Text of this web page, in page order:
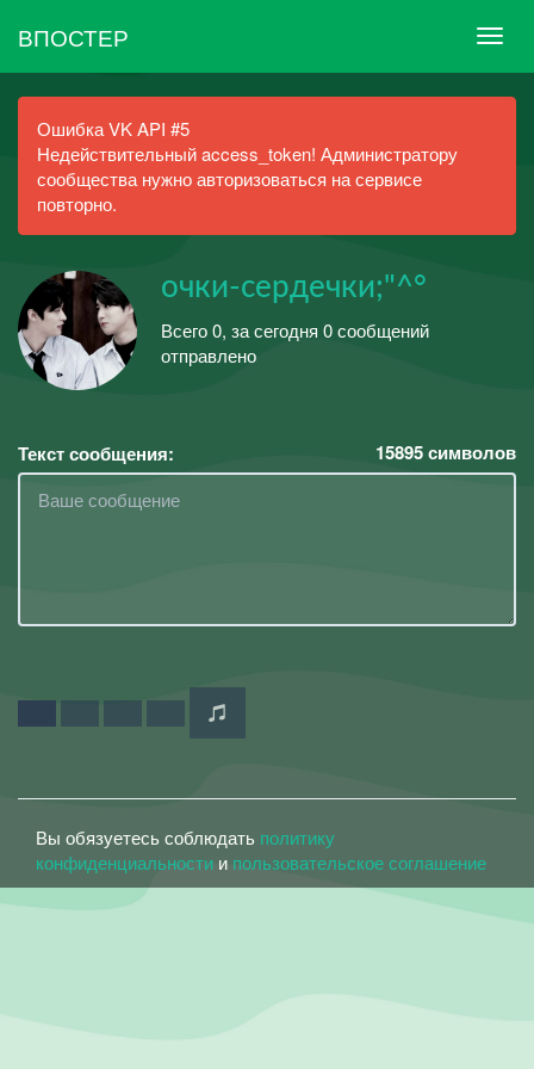
ВПОСТЕР
Ошибка VK API #5
Недействительный access_token! Администратору
сообщества нужно авторизоваться на сервисе
повторно.
очки-сердечки;"^°
Всего 0, за сегодня 0 сообщений
отправлено
Текст сообщения: 15895символов
Вы обязуетесь соблюдать политику
конфиденциальности и пользовательское соглашение